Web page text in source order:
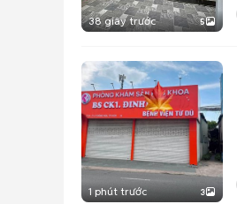
38 giây trước 5
1 phút trước 3